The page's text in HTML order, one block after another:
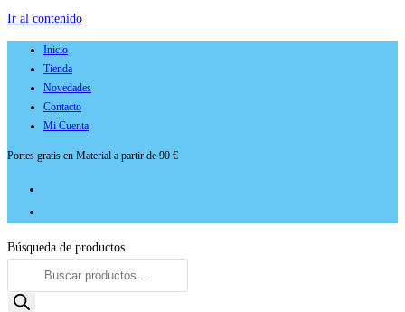
Ir al contenido
Inicio
Tienda
Novedades
Contacto
Mi Cuenta
Portes gratis en Material a partir de 90 €
Búsqueda de productos